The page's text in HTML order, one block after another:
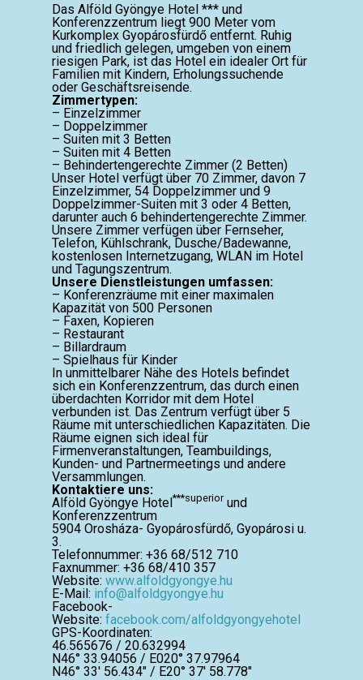
Das Alföld Gyöngye Hotel *** und
Konferenzzentrum liegt 900 Meter vom
Kurkomplex Gyopárosfürdő entfernt. Ruhig
und friedlich gelegen, umgeben von einem
riesigen Park, ist das Hotel ein idealer Ort für
Familien mit Kindern, Erholungssuchende
oder Geschäftsreisende.
Zimmertypen:
– Einzelzimmer
– Doppelzimmer
– Suiten mit 3 Betten
– Suiten mit 4 Betten
– Behindertengerechte Zimmer (2 Betten)
Unser Hotel verfügt über 70 Zimmer, davon 7
Einzelzimmer, 54 Doppelzimmer und 9
Doppelzimmer-Suiten mit 3 oder 4 Betten,
darunter auch 6 behindertengerechte Zimmer.
Unsere Zimmer verfügen über Fernseher,
Telefon, Kühlschrank, Dusche/Badewanne,
kostenlosen Internetzugang, WLAN im Hotel
und Tagungszentrum.
Unsere Dienstleistungen umfassen:
– Konferenzräume mit einer maximalen
Kapazität von 500 Personen
– Faxen, Kopieren
– Restaurant
– Billardraum
– Spielhaus für Kinder
In unmittelbarer Nähe des Hotels befindet
sich ein Konferenzzentrum, das durch einen
überdachten Korridor mit dem Hotel
verbunden ist. Das Zentrum verfügt über 5
Räume mit unterschiedlichen Kapazitäten. Die
Räume eignen sich ideal für
Firmenveranstaltungen, Teambuildings,
Kunden- und Partnermeetings und andere
Versammlungen.
Kontaktiere uns:
Alföld Gyöngye Hotel***superior und
Konferenzzentrum
5904 Orosháza- Gyopárosfürdő, Gyopárosi u.
3.
Telefonnummer: +36 68/512 710
Faxnummer: +36 68/410 357
Website: www.alfoldgyongye.hu
E-Mail: info@alfoldgyongye.hu
Facebook-
Website: facebook.com/alfoldgyongyehotel
GPS-Koordinaten:
46.565676 / 20.632994
N46° 33.94056 / E020° 37.97964
N46° 33′ 56.434″ / E20° 37′ 58.778″